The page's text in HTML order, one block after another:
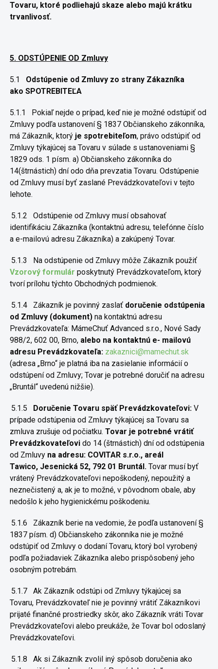
Tovaru, ktoré podliehajú skaze alebo majú krátku
trvanlivosť.
5. ODSTÚPENIE OD Zmluvy
5.1
Odstúpenie od Zmluvy zo strany Zákazníka
ako SPOTREBITEĽA
5.1.1
Pokiaľ nejde o prípad, keď nie je možné odstúpiť od
Zmluvy podľa ustanovení § 1837 Občianskeho zákonníka,
má Zákazník, ktorý je spotrebiteľom, právo odstúpiť od
Zmluvy týkajúcej sa Tovaru v súlade s ustanoveniami §
1829 ods. 1 písm. a) Občianskeho zákonníka do
14(štrnástich) dní odo dňa prevzatia Tovaru. Odstúpenie
od Zmluvy musí byť zaslané Prevádzkovateľovi v tejto
lehote.
5.1.2
Odstúpenie od Zmluvy musí obsahovať
identifikáciu Zákazníka (kontaktnú adresu, telefónne číslo
a e-mailovú adresu Zákazníka) a zakúpený Tovar.
5.1.3
Na odstúpenie od Zmluvy môže Zákazník použiť
Vzorový formulár poskytnutý Prevádzkovateľom, ktorý
tvorí prílohu týchto Obchodných podmienok.
5.1.4 Zákazník je povinný zaslať doručenie odstúpenia
od Zmluvy (dokument) na kontaktnú adresu
Prevádzkovateľa: MámeChuť Advanced s.r.o., Nové Sady
988/2, 602 00, Brno, alebo na kontaktnú e- mailovú
adresu Prevádzkovateľa: zakaznici@mamechut.sk
(adresa „Brno“ je platná iba na zasielanie informácií o
odstúpení od Zmluvy; Tovar je potrebné doručiť na adresu
„Bruntál“ uvedenú nižšie).
5.1.5 Doručenie Tovaru späť Prevádzkovateľovi: V
prípade odstúpenia od Zmluvy týkajúcej sa Tovaru sa
zmluva zrušuje od počiatku. Tovar je potrebné vrátiť
Prevádzkovateľovi do 14 (štrnástich) dní od odstúpenia
od Zmluvy na adresu: COVITAR s.r.o., areál
Tawico, Jesenická 52, 792 01 Bruntál. Tovar musí byť
vrátený Prevádzkovateľovi nepoškodený, nepoužitý a
neznečistený a, ak je to možné, v pôvodnom obale, aby
nedošlo k jeho hygienickému poškodeniu.
5.1.6
Zákazník berie na vedomie, že podľa ustanovení §
1837 písm. d) Občianskeho zákonníka nie je možné
odstúpiť od Zmluvy o dodaní Tovaru, ktorý bol vyrobený
podľa požiadaviek Zákazníka alebo prispôsobený jeho
osobným potrebám.
5.1.7
Ak Zákazník odstúpi od Zmluvy týkajúcej sa
Tovaru, Prevádzkovateľ nie je povinný vrátiť Zákazníkovi
prijaté finančné prostriedky skôr, ako Zákazník vráti Tovar
Prevádzkovateľovi alebo preukáže, že Tovar bol odoslaný
Prevádzkovateľovi.
5.1.8
Ak si Zákazník zvolil iný spôsob doručenia ako